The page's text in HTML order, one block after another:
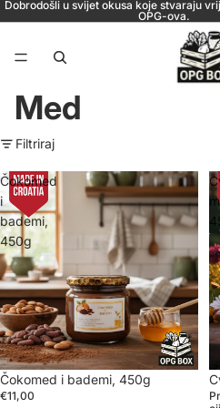
Dobrodošli u svijet okusa koje stvaraju
OPG-ova.
Med
Filtriraj
Čokomed
i
bademi,
450g
Čokomed i bademi, 450g
€11,00